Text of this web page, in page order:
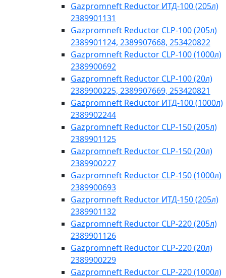
Gazpromneft Reductor ИТД-100 (205л)
2389901131
Gazpromneft Reductor CLP-100 (205л)
2389901124, 2389907668, 253420822
Gazpromneft Reductor CLP-100 (1000л)
2389900692
Gazpromneft Reductor CLP-100 (20л)
2389900225, 2389907669, 253420821
Gazpromneft Reductor ИТД-100 (1000л)
2389902244
Gazpromneft Reductor CLP-150 (205л)
2389901125
Gazpromneft Reductor CLP-150 (20л)
2389900227
Gazpromneft Reductor CLP-150 (1000л)
2389900693
Gazpromneft Reductor ИТД-150 (205л)
2389901132
Gazpromneft Reductor CLP-220 (205л)
2389901126
Gazpromneft Reductor CLP-220 (20л)
2389900229
Gazpromneft Reductor CLP-220 (1000л)